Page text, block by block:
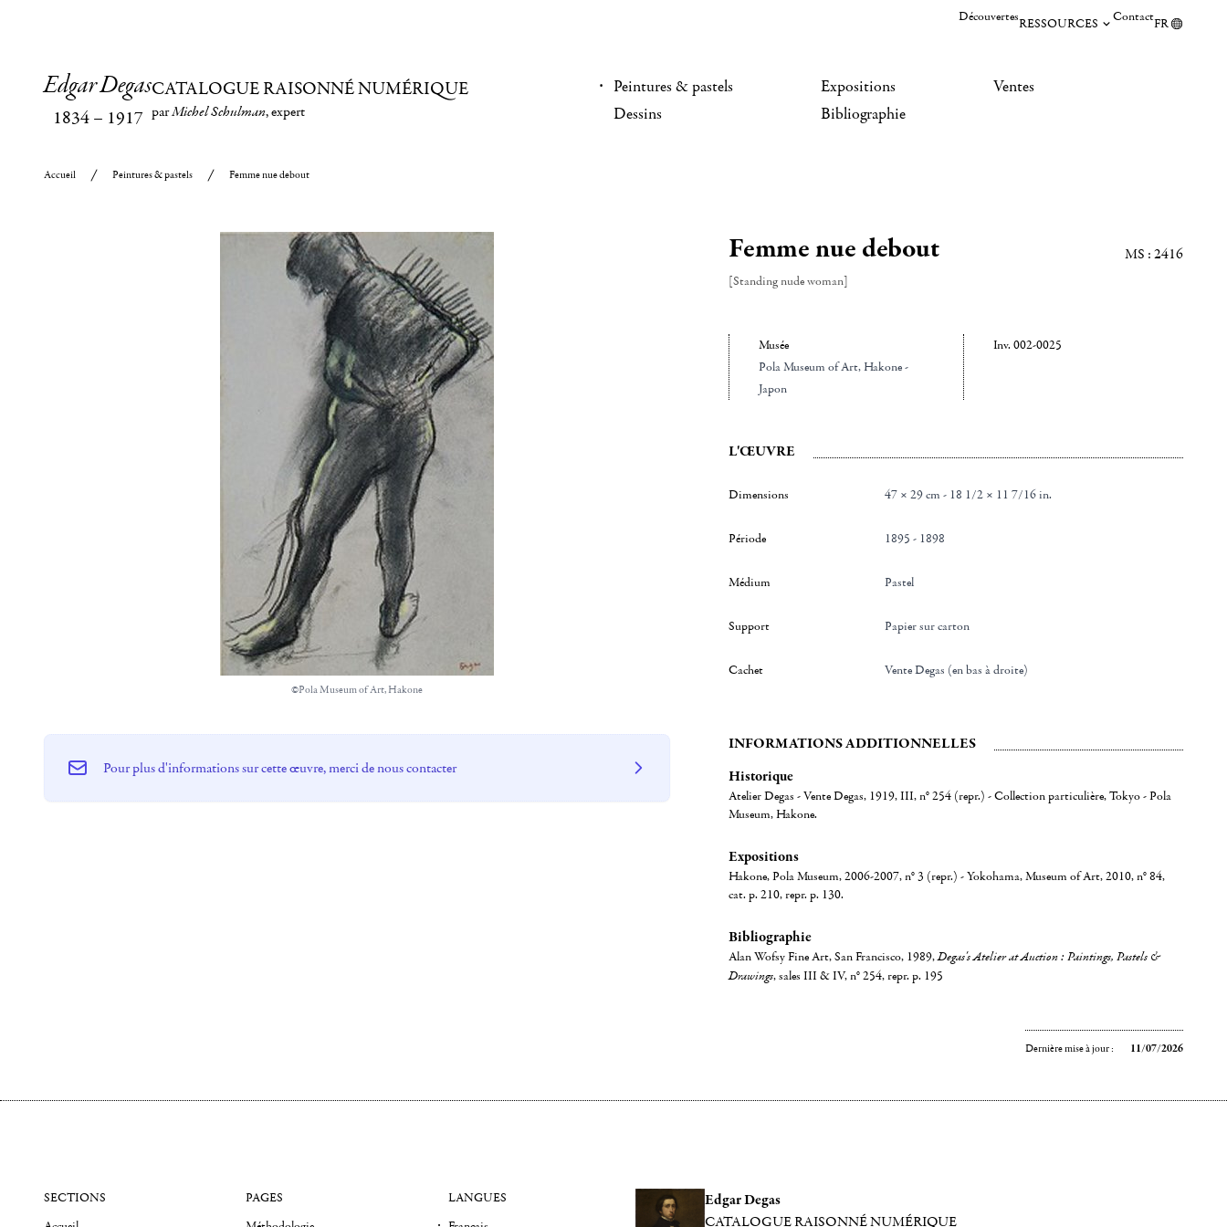
DécouvertesRESSOURCES ContactFR
Edgar Degas
1834– 1917
CATALOGUE RAISONNÉ NUMÉRIQUE
parMichel Schulman, expert
Peintures & pastels
Dessins
Expositions
Bibliographie
Ventes
Accueil Peintures & pastels Femme nue debout
©Pola Museum of Art, Hakone
Femme nue debout
[Standing nude woman]
MS : 2416
Musée
Pola Museum of Art, Hakone -
Japon
Inv. 002-0025
L'ŒUVRE
Dimensions 47 × 29 cm - 18 1/2 × 11 7/16 in.
Période 1895 - 1898
Médium Pastel
Support Papier sur carton
Cachet Vente Degas (en bas à droite)
INFORMATIONS ADDITIONNELLES
Historique
Atelier Degas - Vente Degas, 1919, III, n° 254 (repr.) - Collection particulière, Tokyo - Pola
Museum, Hakone.
Expositions
Hakone, Pola Museum, 2006-2007, n° 3 (repr.) - Yokohama, Museum of Art, 2010, n° 84,
cat. p. 210, repr. p. 130.
Bibliographie
Alan Wofsy Fine Art, San Francisco, 1989,Degas'sAtelier at Auction : Paintings, Pastels &
Drawings, sales III & IV, n° 254, repr. p. 195
Dernière mise à jour : 11/07/2026
Pour plus d'informations sur cette œuvre, merci de nous contacter
Edgar Degas
CATALOGUE RAISONNÉ NUMÉRIQUE
SECTIONS
PAGES
LANGUES